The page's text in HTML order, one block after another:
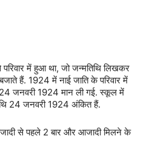
में हुआ था, जो जन्मतिथि लिखकर
हैं. 1924 में नाई जाति के परिवार में
24 जनवरी 1924 मान ली गई. स्कूल में
24 जनवरी 1924 अंकित हैं.
से पहले 2 बार और आजादी मिलने के